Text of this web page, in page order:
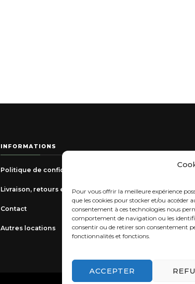
Pour vous offrir la meilleure expérience
que les cookies pour stocker et/ou accéder
consentement à ces technologies nous
comportement de navigation ou les
consentir ou de retirer son consentement
fonctionnalités et fonctions.
ACCEPTER
INFORMATIONS
Politique de confidentialité
Livraison, retours et échanges
Contact
Autres locations